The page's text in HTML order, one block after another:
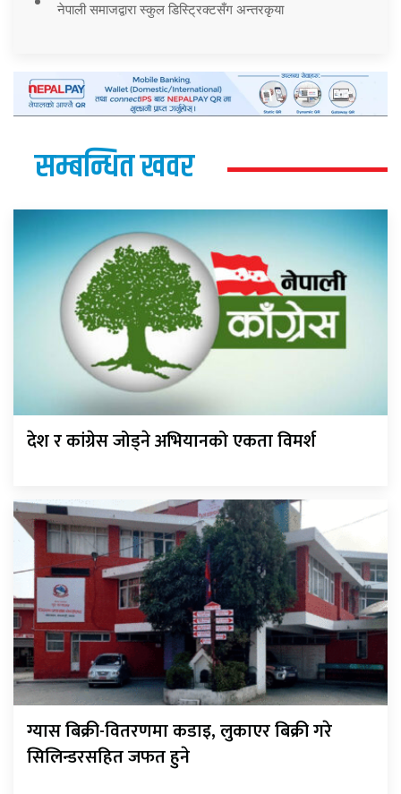
नेपाली समाजद्वारा स्कुल डिस्ट्रिक्टसँग अन्तरकृया
सम्बन्धित खवर
देश र कांग्रेस जोड्ने अभियानको एकता विमर्श
ग्यास बिक्री-वितरणमा कडाइ, लुकाएर बिक्री गरे
सिलिन्डरसहित जफत हुने